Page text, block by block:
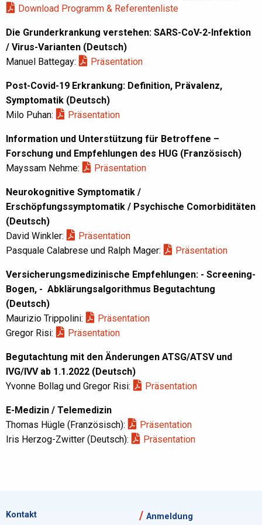
Download Programm & Referentenliste
Die Grunderkrankung verstehen: SARS-CoV-2-Infektion
/ Virus-Varianten (Deutsch)
Manuel Battegay:
Präsentation
Post-Covid-19 Erkrankung: Definition, Prävalenz,
Symptomatik (Deutsch)
Milo Puhan:
Präsentation
Information und Unterstützung für Betroffene –
Forschung und Empfehlungen des HUG (Französisch)
Mayssam Nehme:
Präsentation
Neurokognitive Symptomatik /
Erschöpfungssymptomatik / Psychische Comorbiditäten
(Deutsch)
David Winkler:
Präsentation
Pasquale Calabrese und Ralph Mager:
Präsentation
Versicherungsmedizinische Empfehlungen: - Screening-
Bogen, - Abklärungsalgorithmus Begutachtung
(Deutsch)
Maurizio Trippolini:
Präsentation
Gregor Risi:
Präsentation
Begutachtung mit den Änderungen ATSG/ATSV und
IVG/IVV ab 1.1.2022 (Deutsch)
Yvonne Bollag und Gregor Risi:
Präsentation
E-Medizin / Telemedizin
Thomas Hügle (Französisch):
Präsentation
Iris Herzog-Zwitter (Deutsch):
Präsentation
Kontakt Anmeldung